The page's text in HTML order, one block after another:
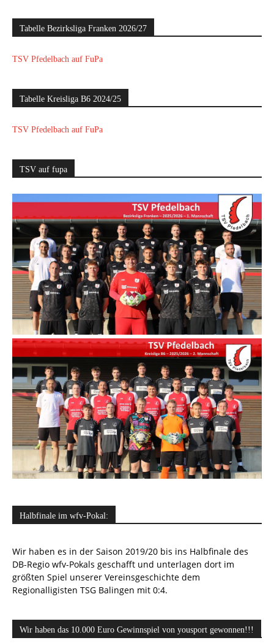
Tabelle Bezirksliga Franken 2026/27
TSV Pfedelbach auf FuPa
Tabelle Kreisliga B6 2024/25
TSV Pfedelbach auf FuPa
TSV auf fupa
Halbfinale im wfv-Pokal:
Wir haben es in der Saison 2019/20 bis ins Halbfinale des
DB-Regio wfv-Pokals geschafft und unterlagen dort im
größten Spiel unserer Vereinsgeschichte dem
Regionalligisten TSG Balingen mit 0:4.
Wir haben das 10.000 Euro Gewinnspiel von yousport gewonnen!!!